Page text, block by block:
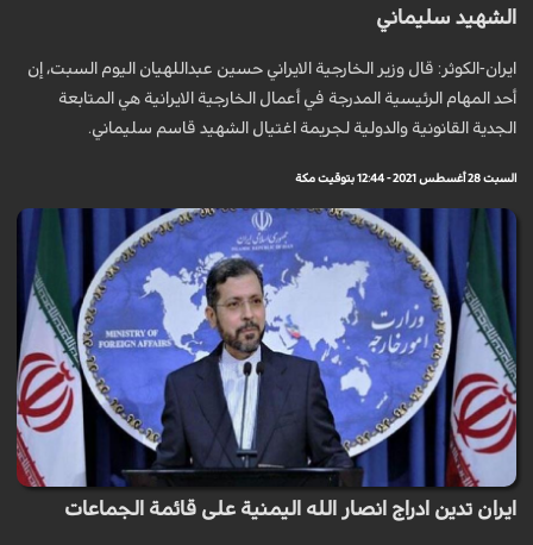
الشهيد سليماني
ايران-الكوثر: قال وزير الخارجية الايراني حسين عبداللهيان اليوم السبت، إن
أحد المهام الرئيسية المدرجة في أعمال الخارجية الايرانية هي المتابعة
الجدية القانونية والدولية لجريمة اغتيال الشهيد قاسم سليماني.
السبت 28 أغسطس 2021 - 12:44 بتوقيت مكة
ايران تدين ادراج انصار الله اليمنية على قائمة الجماعات